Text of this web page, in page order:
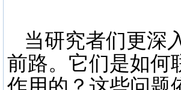
当研究者们更深
前路。它们是如何